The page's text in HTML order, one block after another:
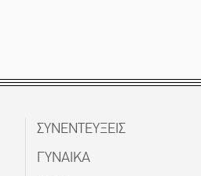
ΣΥΝΕΝΤΕΥΞΕΙΣ
ΓΥΝΑΙΚΑ